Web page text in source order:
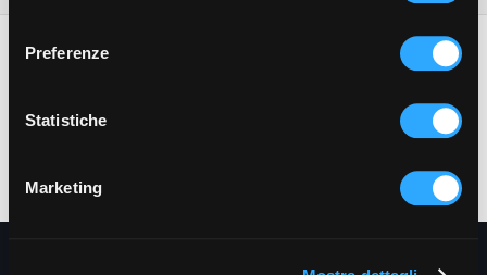
Preferenze
Statistiche
Marketing